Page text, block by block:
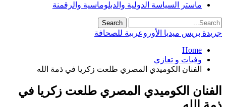
ماستر السياسة الدولية والدبلوماسية والرقمنة
جريدة بريس ميديا الأوروعربية للصحافة
Home
وفيات و تعازي
الفنان الكوميدي المصري طلعت زكريا في ذمة الله
الفنان الكوميدي المصري طلعت زكريا في